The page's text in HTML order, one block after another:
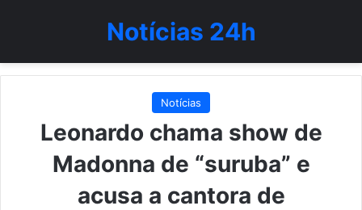
Notícias 24h
Notícias
Leonardo chama show de
Madonna de “suruba” e
acusa a cantora de